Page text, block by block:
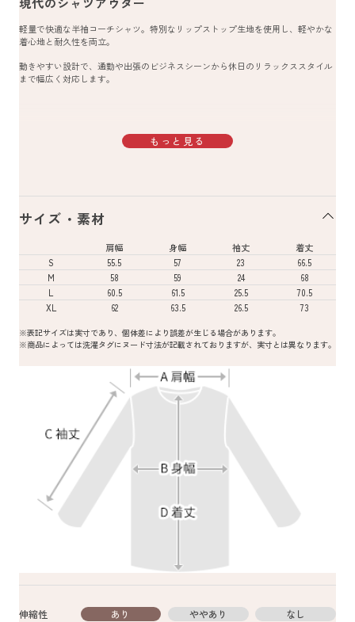
軽量で快適な半袖コーチシャツ。特別なリップストップ生地を使用し、軽やかな
着心地と耐久性を両立。
動きやすい設計で、通勤や出張のビジネスシーンから休日のリラックススタイル
まで幅広く対応します。
もっと見る
サイズ・素材
肩幅 身幅 袖丈
着丈
S
55.5 57 23
66.5
M
58 59 24
68
L
60.5 61.5 25.5
70.5
XL
62 63.5 26.5 73
※表記サイズは実寸であり、個体差により誤差が生じる場合があります。
※商品によっては洗濯タグにヌード寸法が記載されておりますが、実寸とは異なります。
伸縮性 あり ややあり なし